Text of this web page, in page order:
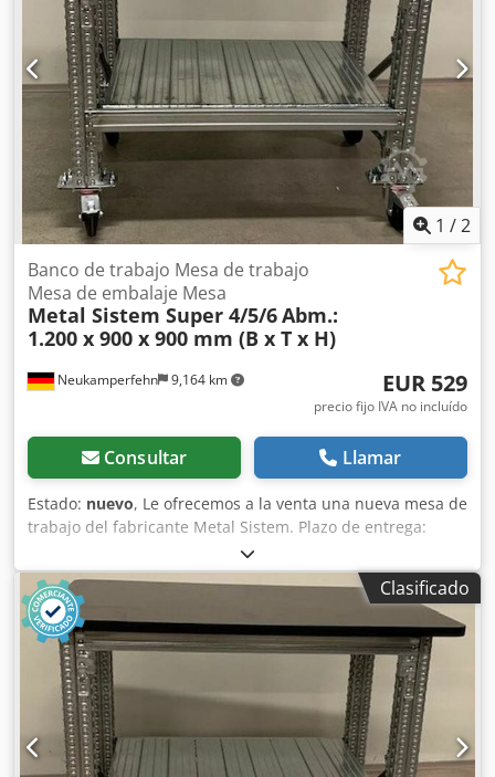
1 /2
Neukamperfehn 9,164 km
Banco de trabajo Mesa de trabajo
Mesa de embalaje Mesa
Metal Sistem Super 4/5/6Abm.:
1.200 x 900 x 900 mm (B x T x H)
EUR 529
precio fijo IVA no incluído
Consultar Llamar
Estado: nuevo, Le ofrecemos a la venta una nueva mesa de
trabajo del fabricante Metal Sistem. Plazo de entrega:
aproximadamente 3-4 semanas. Datos técnicos de la mesa
de trabajo: Fabricante: Metal Sistem Modelo: Super 4/5/6
Ancho de la mesa de trabajo: 1.200 mm Profundidad de la
mesa de trabajo: 900 mm Altura de la mesa de trabajo: 900
mm El suministro incluye: 02 soportes para mesa de
trabajo, nuevos Color del material: totalmente galvanizado
Tipo de soporte: TS4 Incluye barras transversales y
diagonales, placas de base Los soportes están
premontados (estructura de celosía atornillada) Altura: 723
mm Profundidad: 700 mm 04 travesaños para mesa de
Clasificado